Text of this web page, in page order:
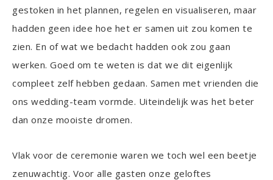
gestoken in het plannen, regelen en visualiseren, maar
hadden geen idee hoe het er samen uit zou komen te
zien. En of wat we bedacht hadden ook zou gaan
werken. Goed om te weten is dat we dit eigenlijk
compleet zelf hebben gedaan. Samen met vrienden die
ons wedding-team vormde. Uiteindelijk was het beter
dan onze mooiste dromen.
Vlak voor de ceremonie waren we toch wel een beetje
zenuwachtig. Voor alle gasten onze geloftes